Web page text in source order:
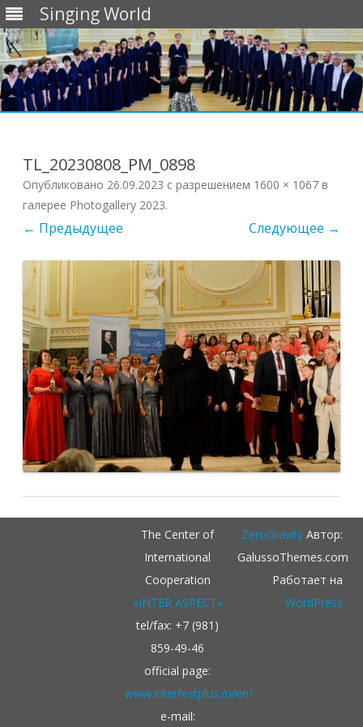
Singing World
TL_20230808_PM_0898
Опубликовано 26.09.2023 с разрешением 1600 × 1067 в
галерее Photogallery 2023.
← Предыдущее Следующее →
The Center of
International
Cooperation
«INTER ASPECT»
tel/fax: +7 (981)
859-49-46
official page:
www.interfestplus.ru/en/
e-mail:
ZeroGravityАвтор:
GalussoThemes.com
Работает на
WordPress